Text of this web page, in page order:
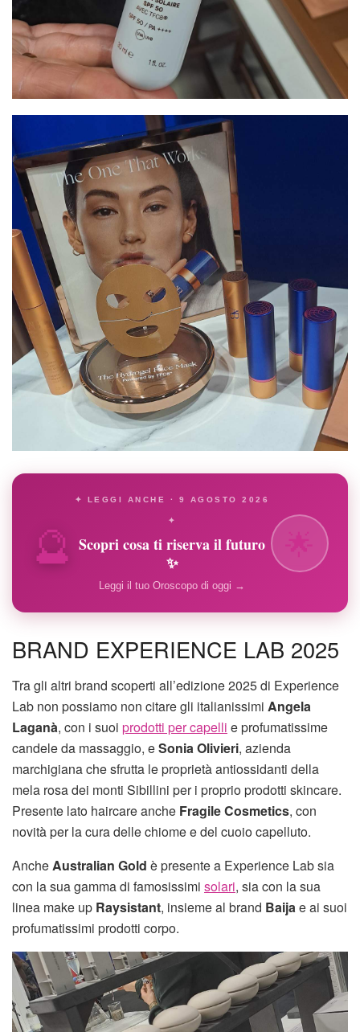
🔮
✦ LEGGI ANCHE · 9 AGOSTO 2026
✦
Scopri cosa ti riserva il futuro
✨
Leggi il tuo Oroscopo di oggi →
BRAND EXPERIENCE LAB 2025
Tra gli altri brand scoperti all’edizione 2025 di Experience
Lab non possiamo non citare gli italianissimi Angela
Laganà, con i suoi prodotti per capelli e profumatissime
candele da massaggio, eSonia Olivieri, azienda
marchigiana che sfrutta le proprietà antiossidanti della
mela rosa dei monti Sibillini per i proprio prodotti skincare.
Presente lato haircare anche Fragile Cosmetics, con
novità per la cura delle chiome e del cuoio capelluto.
AncheAustralian Gold è presente a Experience Lab sia
con la sua gamma di famosissimi solari, sia con la sua
linea make up Raysistant, insieme al brand Baijae ai suoi
profumatissimi prodotti corpo.